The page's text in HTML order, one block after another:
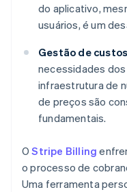
do aplicativo,
usuários, é um
Gestão de
necessidades
infraestrutura de
de preços são
fundamentais.
OStripe Billing
o processo de
Uma ferramenta